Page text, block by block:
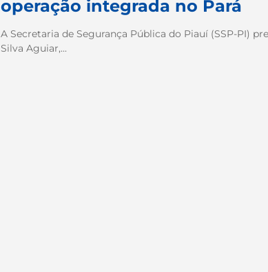
operação integrada no Pará
A Secretaria de Segurança Pública do Piauí (SSP-PI)
Silva Aguiar,...